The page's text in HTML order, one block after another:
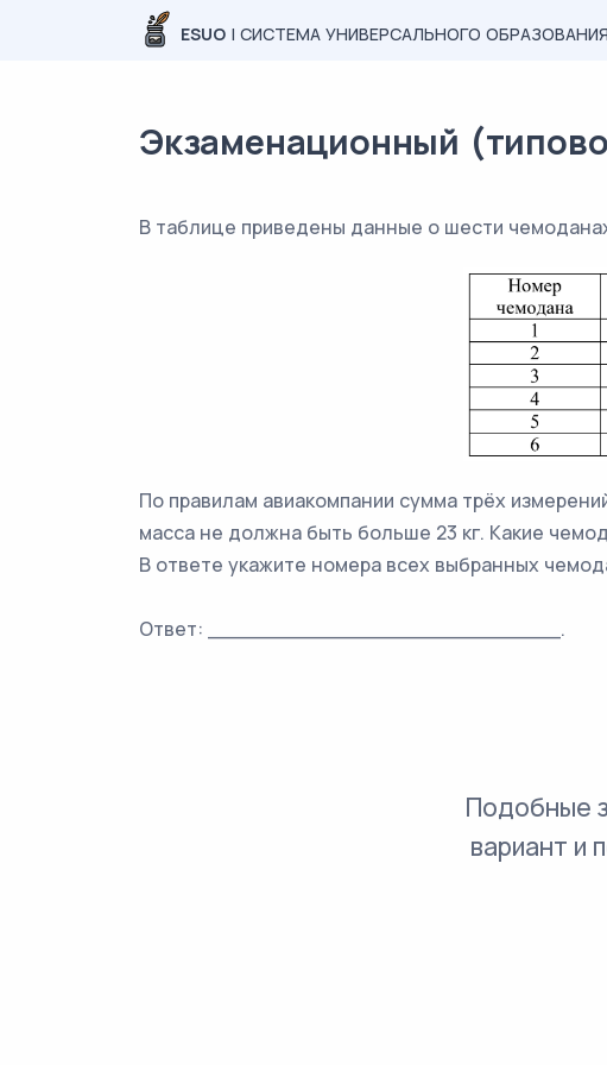
ESUO | СИСТЕМА УНИВЕРСАЛЬНОГО ОБРАЗОВАНИЯ
Экзаменационный
В таблице приведены данные о шести
По правилам авиакомпании сумма трёх
масса не должна быть больше 23 кг. Какие
В ответе укажите номера всех выбранных
Ответ: ___________________________.
Подобные
вариант и